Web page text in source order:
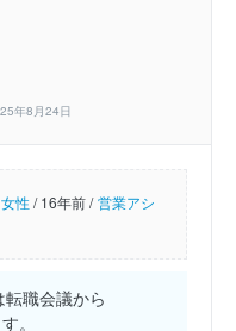
年8月24日
女性/16年前 / 営業アシ
職会議から
。